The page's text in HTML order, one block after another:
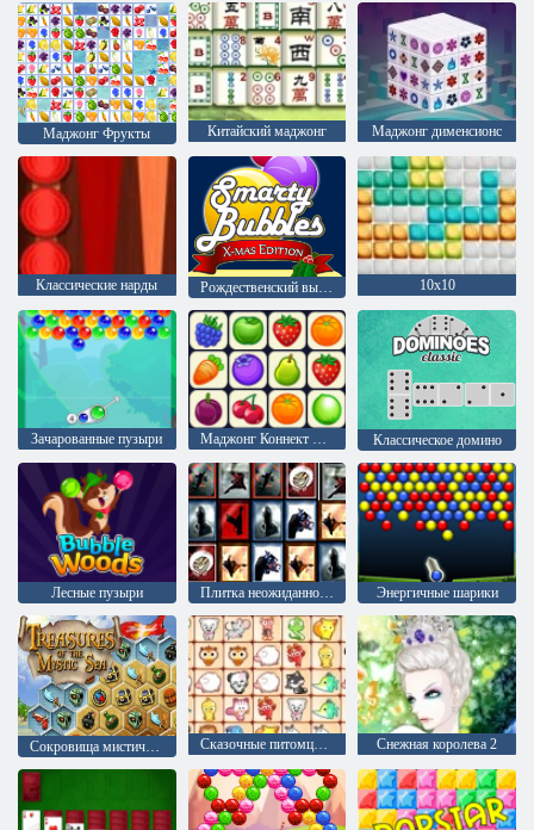
Маджонг Фрукты Китайский маджонг Mаджонг дименсионс
Классические нарды Рождественский выпуск: Забавные пузыри 10х10
Зачарованные пузыри Маджонг Коннект Онет Классическое домино
Лесные пузыри Плитка неожиданностей Энергичные шарики
Сказочные питомцы связь Снежная королева 2